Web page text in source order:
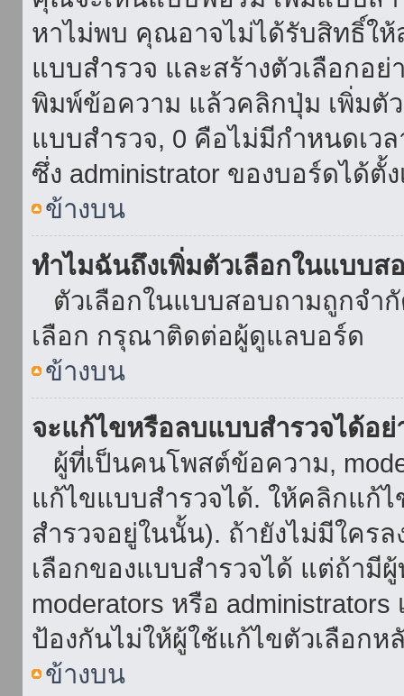
หาไม่พบ คุณอาจไม่ได้รับสิทธิ์ใ
แบบสำรวจ และสร้างตัวเลือกอย่
พิมพ์ข้อความ แล้วคลิกปุ่ม เพิ่มตั
แบบสำรวจ, 0 คือไม่มีกำหนดเว
ซึ่ง administrator ของบอร์ดได้ตั้ง
ข้างบน
ทำไมฉันถึงเพิ่มตัวเลือกในแบบส
ตัวเลือกในแบบสอบถามถูกจำ
เลือก กรุณาติดต่อผู้ดูแลบอร์ด
ข้างบน
จะแก้ไขหรือลบแบบสำรวจได้อย่
ผู้ที่เป็นคนโพสต์ข้อความ,
แก้ไขแบบสำรวจได้. ให้คลิกแก้
สำรวจอยู่ในนั้น). ถ้ายังไม่มีใค
เลือกของแบบสำรวจได้ แต่ถ้ามี
moderators หรือ
ป้องกันไม่ให้ผู้ใช้แก้ไขตัวเลือกห
ข้างบน